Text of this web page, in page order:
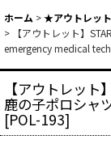
ホーム >★アウトレッ
>
【アウトレット】
emergency medical
【アウトレット
鹿の子ポロシ
[POL-193]